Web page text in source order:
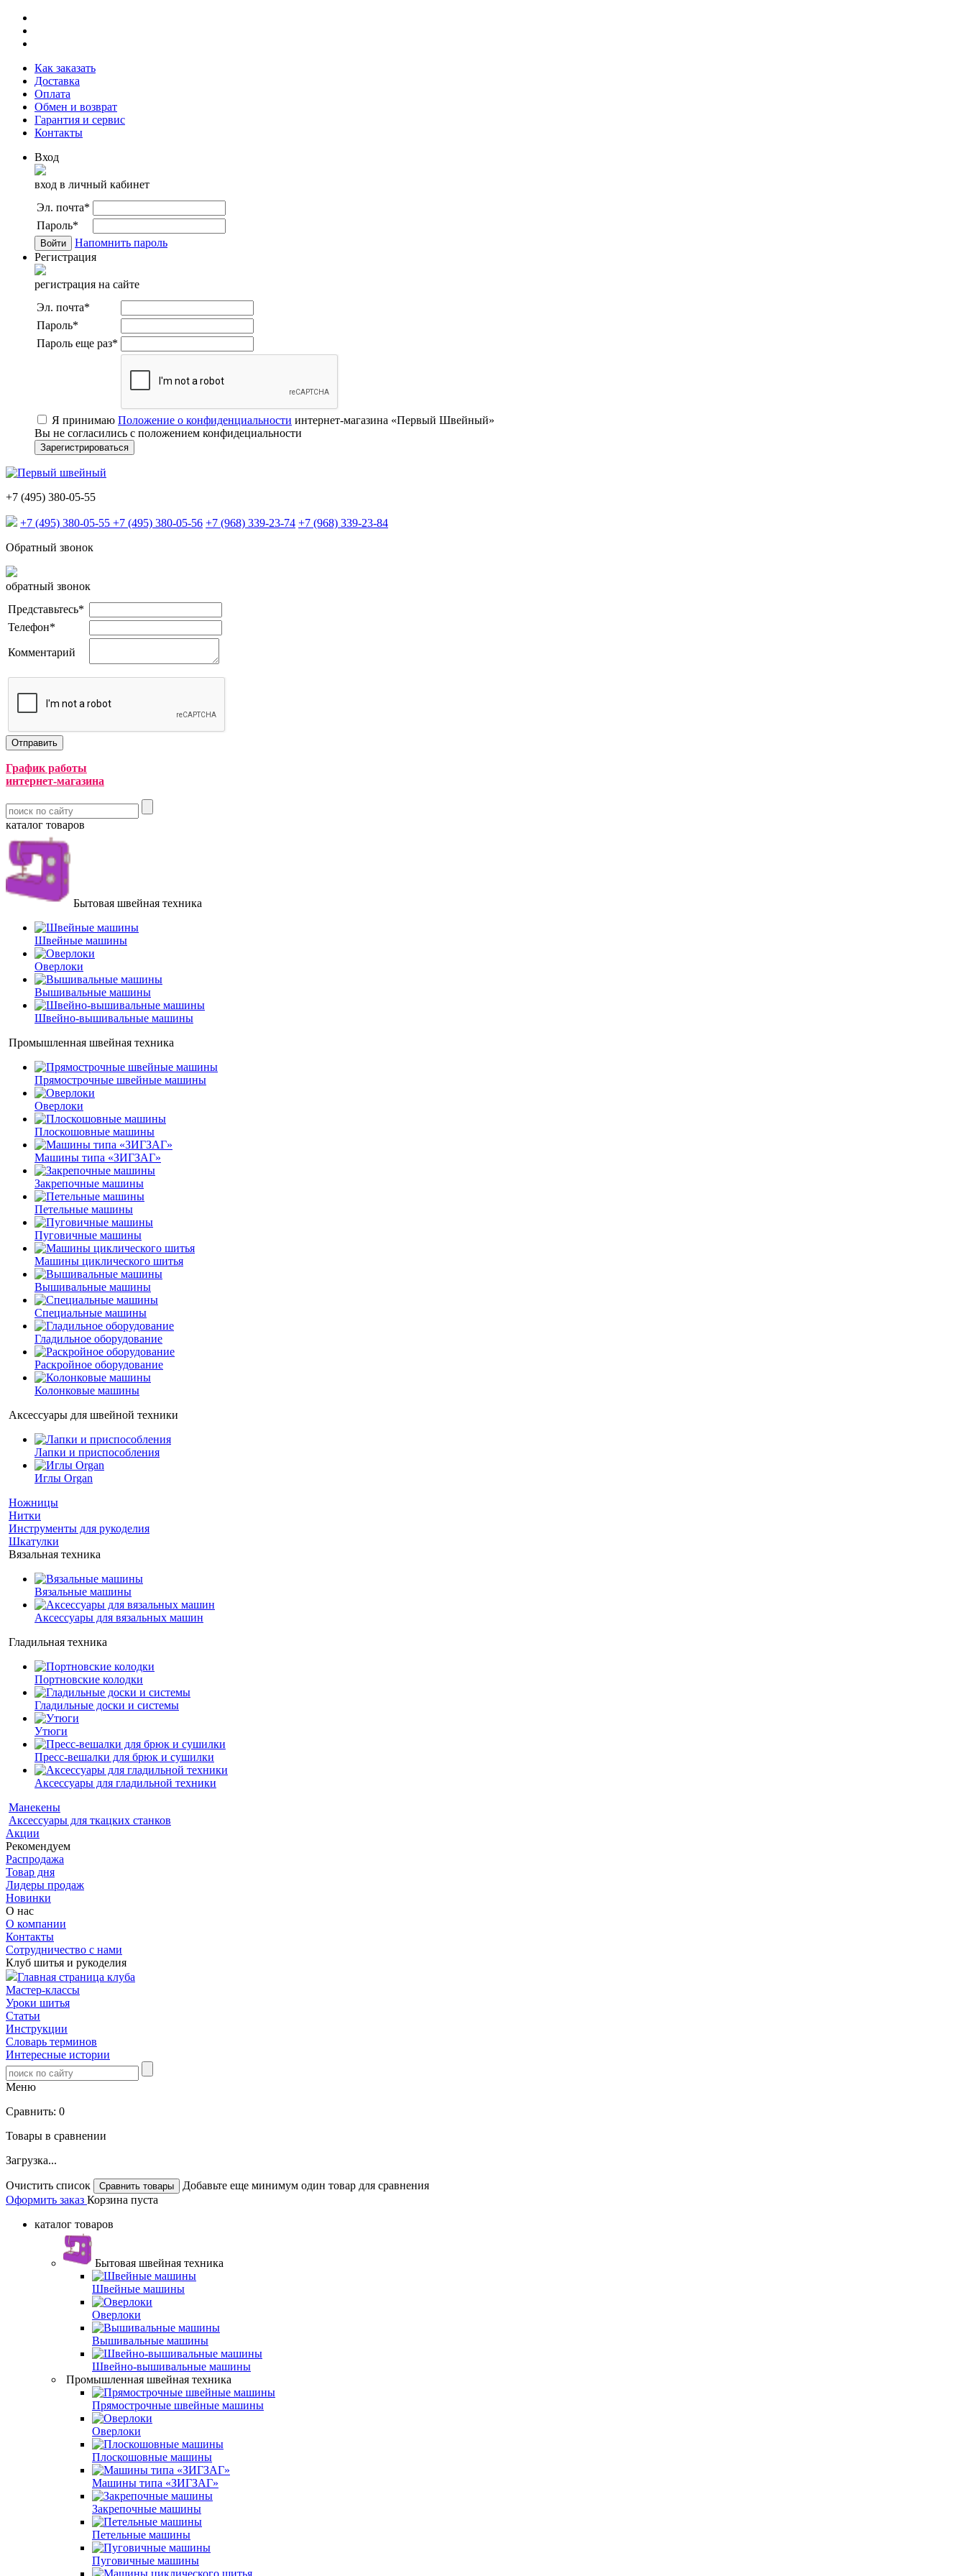
Как заказать
Доставка
Оплата
Обмен и возврат
Гарантия и сервис
Контакты
Вход
вход в личный кабинет
Эл. почта*
Пароль*
Напомнить пароль
Регистрация
регистрация на сайте
Эл. почта*
Пароль*
Пароль еще раз*
Я принимаю Положение о конфиденциальности интернет-магазина «Первый Швейный»
Вы не согласились с положением конфидециальности
+7 (495) 380-05-55
+7 (495) 380-05-55 +7 (495) 380-05-56 +7 (968) 339-23-74 +7 (968) 339-23-84
Обратный звонок
обратный звонок
Представьтесь*
Телефон*
Комментарий
График работы
интернет-магазина
каталог товаров
Бытовая швейная техника
Швейные машины
Оверлоки
Вышивальные машины
Швейно-вышивальные машины
Промышленная швейная техника
Прямострочные швейные машины
Оверлоки
Плоскошовные машины
Машины типа «ЗИГЗАГ»
Закрепочные машины
Петельные машины
Пуговичные машины
Машины циклического шитья
Вышивальные машины
Специальные машины
Гладильное оборудование
Раскройное оборудование
Колонковые машины
Аксессуары для швейной техники
Лапки и приспособления
Иглы Organ
Ножницы
Нитки
Инструменты для рукоделия
Шкатулки
Вязальная техника
Вязальные машины
Аксессуары для вязальных машин
Гладильная техника
Портновские колодки
Гладильные доски и системы
Утюги
Пресс-вешалки для брюк и сушилки
Аксессуары для гладильной техники
Манекены
Аксессуары для ткацких станков
Акции
Рекомендуем
Распродажа
Товар дня
Лидеры продаж
Новинки
О нас
О компании
Контакты
Сотрудничество с нами
Клуб шитья и рукоделия
Главная страница клуба
Мастер-классы
Уроки шитья
Статьи
Инструкции
Словарь терминов
Интересные истории
Меню
Сравнить: 0
Товары в сравнении
Загрузка...
Очистить список
Добавьте еще минимум один товар для сравнения
Оформить заказ Корзина пуста
каталог товаров
Бытовая швейная техника
Швейные машины
Оверлоки
Вышивальные машины
Швейно-вышивальные машины
Промышленная швейная техника
Прямострочные швейные машины
Оверлоки
Плоскошовные машины
Машины типа «ЗИГЗАГ»
Закрепочные машины
Петельные машины
Пуговичные машины